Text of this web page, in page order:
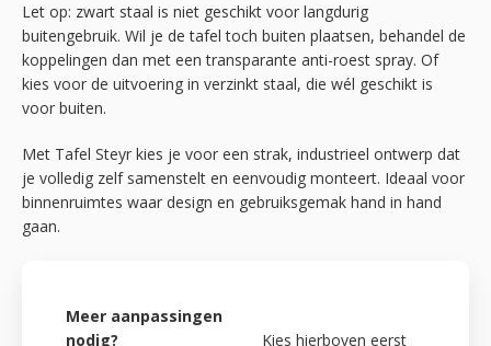
Let op: zwart staal is niet geschikt voor langdurig
buitengebruik. Wil je de tafel toch buiten plaatsen, behandel de
koppelingen dan met een transparante anti-roest spray. Of
kies voor de uitvoering in verzinkt staal, die wél geschikt is
voor buiten.
Met Tafel Steyr kies je voor een strak, industrieel ontwerp dat
je volledig zelf samenstelt en eenvoudig monteert. Ideaal voor
binnenruimtes waar design en gebruiksgemak hand in hand
gaan.
Meer aanpassingen
nodig?
Kies hierboven eerst